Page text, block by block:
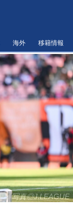
海外 移籍情報
写真◎J.LEAGUE